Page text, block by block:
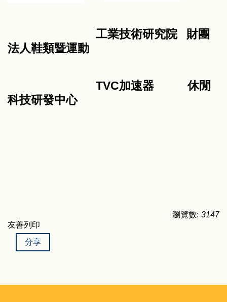
工業技術研究院 財團
法人鞋類暨運動
TVC加速器 休閒
科技研發中心
瀏覽數: 3147
友善列印
分享